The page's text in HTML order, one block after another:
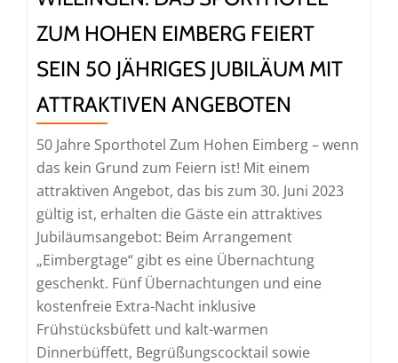
ZUM HOHEN EIMBERG FEIERT
SEIN 50 JÄHRIGES JUBILÄUM MIT
ATTRAKTIVEN ANGEBOTEN
50 Jahre Sporthotel Zum Hohen Eimberg – wenn
das kein Grund zum Feiern ist! Mit einem
attraktiven Angebot, das bis zum 30. Juni 2023
gültig ist, erhalten die Gäste ein attraktives
Jubiläumsangebot: Beim Arrangement
„Eimbergtage“ gibt es eine Übernachtung
geschenkt. Fünf Übernachtungen und eine
kostenfreie Extra-Nacht inklusive
Frühstücksbüfett und kalt-warmen
Dinnerbüffett, Begrüßungscocktail sowie